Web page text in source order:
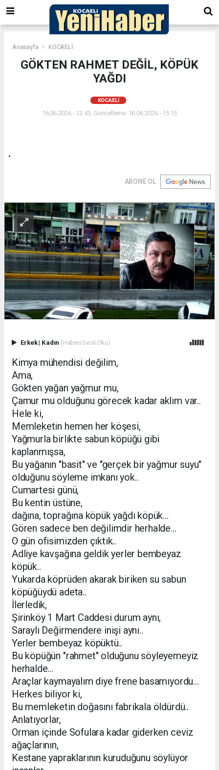
Anasayfa KOCAELİ
GÖKTEN RAHMET DEĞİL, KÖPÜK
YAĞDI
KOCAELİ
16.06.2026 - 12:43, Güncelleme: 16.06.2026 - 15:15
.
ABONE OL
Erkek| Kadın (Haberi Sesli Oku)
Kimya mühendisi değilim,
Ama,
Gökten yağan yağmur mu,
Çamur mu olduğunu görecek kadar aklım var..
Hele ki,
Memleketin hemen her köşesi,
Yağmurla birlikte sabun köpüğü gibi
kaplanmışsa,
Bu yağanın "basit" ve "gerçek bir yağmur suyu"
olduğunu söyleme imkanı yok..
Cumartesi günü,
Bu kentin üstüne,
dağına, toprağına köpük yağdı köpük...
Gören sadece ben değilimdir herhalde...
O gün ofisimizden çıktık..
Adliye kavşağına geldik yerler bembeyaz
köpük..
Yukarda köprüden akarak biriken su sabun
köpüğüydü adeta..
İlerledik,
Şirinköy 1 Mart Caddesi durum aynı,
Saraylı Değirmendere inişi aynı..
Yerler bembeyaz köpüktü..
Bu köpüğün "rahmet" olduğunu söyleyemeyiz
herhalde...
Araçlar kaymayalım diye frene basamıyordu...
Herkes biliyor ki,
Bu memleketin doğasını fabrikala öldürdü..
Anlatıyorlar,
Orman içinde Sofulara kadar giderken ceviz
ağaçlarının,
Kestane yapraklarının kuruduğunu söylüyor